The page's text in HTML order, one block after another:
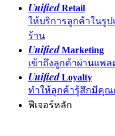
UnifiedRetail
ให้บริการลูกค้าในรู
ร้าน
UnifiedMarketing
เข้าถึงลูกค้าผ่านแพ
UnifiedLoyalty
ทำให้ลูกค้ารู้สึกมีคุณ
ฟีเจอร์หลัก